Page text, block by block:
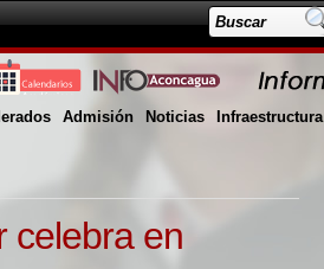
Admisión Noticias Infraestructura
celebra en